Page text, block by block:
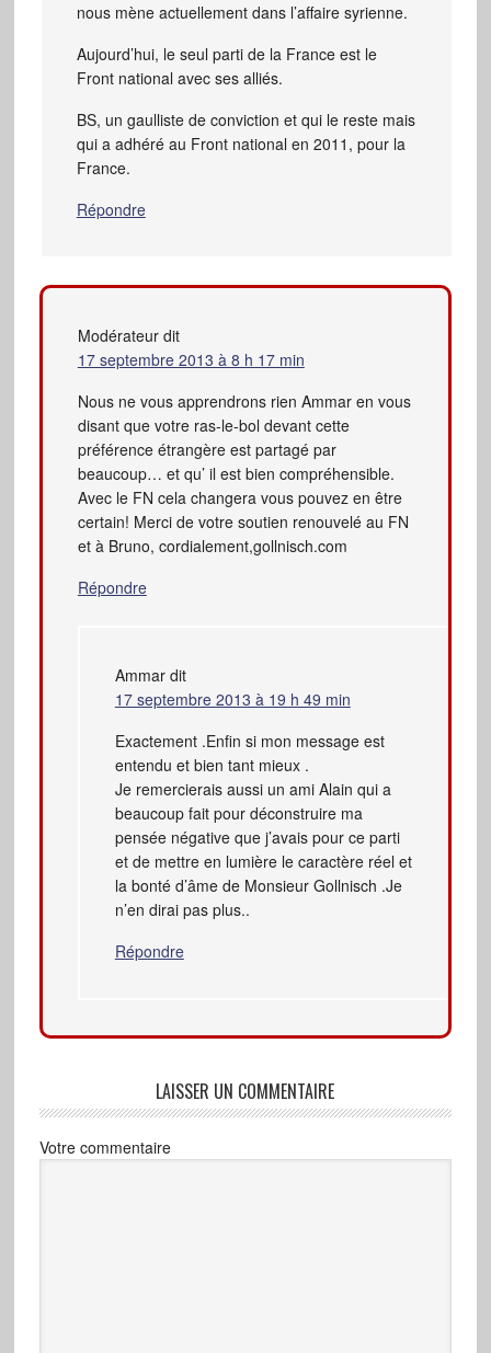
nous mène actuellement dans l’affaire syrienne.
Aujourd’hui, le seul parti de la France est le
Front national avec ses alliés.
BS, un gaulliste de conviction et qui le reste mais
qui a adhéré au Front national en 2011, pour la
France.
Répondre
Modérateur dit
17 septembre 2013 à 8 h 17 min
Nous ne vous apprendrons rien Ammar en vous
disant que votre ras-le-bol devant cette
préférence étrangère est partagé par
beaucoup… et qu’ il est bien compréhensible.
Avec le FN cela changera vous pouvez en être
certain! Merci de votre soutien renouvelé au FN
et à Bruno, cordialement,gollnisch.com
Répondre
Ammar dit
17 septembre 2013 à 19 h 49 min
Exactement .Enfin si mon message est
entendu et bien tant mieux .
Je remercierais aussi un ami Alain qui a
beaucoup fait pour déconstruire ma
pensée négative que j’avais pour ce parti
et de mettre en lumière le caractère réel et
la bonté d’âme de Monsieur Gollnisch .Je
n’en dirai pas plus..
Répondre
LAISSER UN COMMENTAIRE
Votre commentaire